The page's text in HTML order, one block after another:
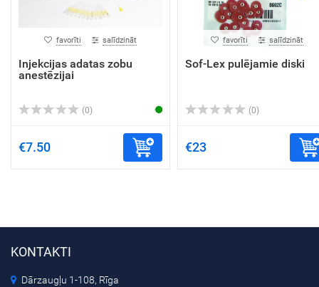
favorīti salīdzināt
Injekcijas adatas zobu
anestēzijai
(0)
€7.50
favorīti salīdzināt
Sof-Lex pulējamie diski
(0)
€23
KONTAKTI
Dārzaugļu 1-108, Rīga